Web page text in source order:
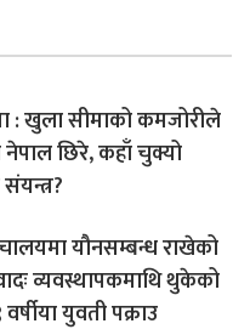
: खुला सीमाको कमजोरीले
नेपाल छिरे, कहाँ चुक्यो
यौनसम्बन्ध राखेको
व्यवस्थापकमाथि थुकेको
युवती पक्राउ